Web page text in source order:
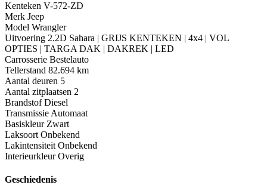
Kenteken V-572-ZD
Merk Jeep
Model Wrangler
Uitvoering 2.2D Sahara | GRIJS KENTEKEN | 4x4 | VOL
OPTIES | TARGA DAK | DAKREK | LED
Carrosserie Bestelauto
Tellerstand 82.694 km
Aantal deuren 5
Aantal zitplaatsen 2
Brandstof Diesel
Transmissie Automaat
Basiskleur Zwart
Laksoort Onbekend
Lakintensiteit Onbekend
Interieurkleur Overig
Geschiedenis